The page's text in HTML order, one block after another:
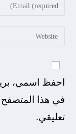
احفظ اسمي،
في هذا المتصفح
تعليقي.